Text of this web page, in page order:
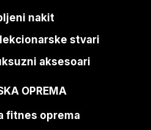
nakit
stvari
aksesoari
OPREMA
fitnes oprema